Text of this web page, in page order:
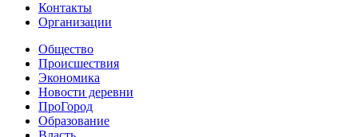
Контакты
Организации
Общество
Происшествия
Экономика
Новости деревни
ПроГород
Образование